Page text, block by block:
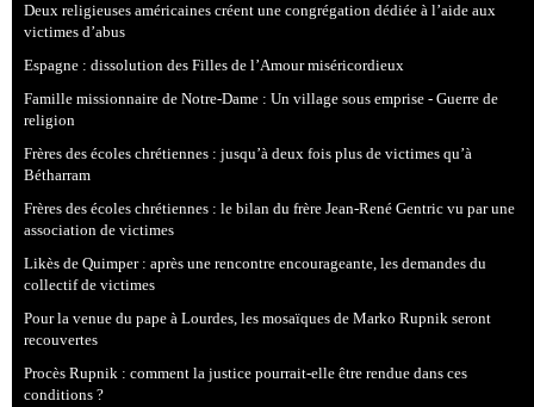
Deux religieuses américaines créent une congrégation dédiée à l’aide aux
victimes d’abus
Espagne : dissolution des Filles de l’Amour miséricordieux
Famille missionnaire de Notre-Dame : Un village sous emprise - Guerre de
religion
Frères des écoles chrétiennes : jusqu’à deux fois plus de victimes qu’à
Bétharram
Frères des écoles chrétiennes : le bilan du frère Jean-René Gentric vu par une
association de victimes
Likès de Quimper : après une rencontre encourageante, les demandes du
collectif de victimes
Pour la venue du pape à Lourdes, les mosaïques de Marko Rupnik seront
recouvertes
Procès Rupnik : comment la justice pourrait-elle être rendue dans ces
conditions ?